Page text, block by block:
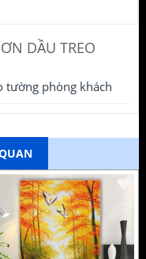
DẦU TREO
tường phòng khách